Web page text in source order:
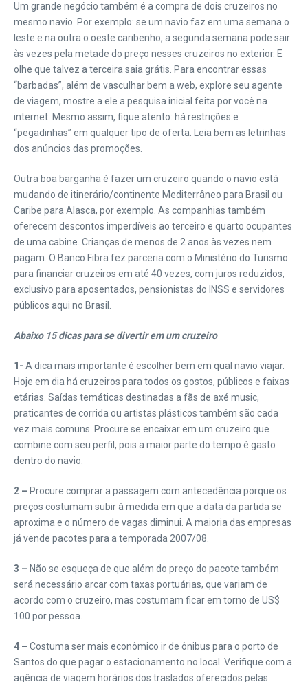
Um grande negócio também é a compra de dois cruzeiros no
mesmo navio. Por exemplo: se um navio faz em uma semana o
leste e na outra o oeste caribenho, a segunda semana pode sair
às vezes pela metade do preço nesses cruzeiros no exterior. E
olhe que talvez a terceira saia grátis. Para encontrar essas
“barbadas”, além de vasculhar bem a web, explore seu agente
de viagem, mostre a ele a pesquisa inicial feita por você na
internet. Mesmo assim, fique atento: há restrições e
“pegadinhas” em qualquer tipo de oferta. Leia bem as letrinhas
dos anúncios das promoções.
Outra boa barganha é fazer um cruzeiro quando o navio está
mudando de itinerário/continente Mediterrâneo para Brasil ou
Caribe para Alasca, por exemplo. As companhias também
oferecem descontos imperdíveis ao terceiro e quarto ocupantes
de uma cabine. Crianças de menos de 2 anos às vezes nem
pagam. O Banco Fibra fez parceria com o Ministério do Turismo
para financiar cruzeiros em até 40 vezes, com juros reduzidos,
exclusivo para aposentados, pensionistas do INSS e servidores
públicos aqui no Brasil.
Abaixo 15 dicas para se divertir em um cruzeiro
1- A dica mais importante é escolher bem em qual navio viajar.
Hoje em dia há cruzeiros para todos os gostos, públicos e faixas
etárias. Saídas temáticas destinadas a fãs de axé music,
praticantes de corrida ou artistas plásticos também são cada
vez mais comuns. Procure se encaixar em um cruzeiro que
combine com seu perfil, pois a maior parte do tempo é gasto
dentro do navio.
2 – Procure comprar a passagem com antecedência porque os
preços costumam subir à medida em que a data da partida se
aproxima e o número de vagas diminui. A maioria das empresas
já vende pacotes para a temporada 2007/08.
3 – Não se esqueça de que além do preço do pacote também
será necessário arcar com taxas portuárias, que variam de
acordo com o cruzeiro, mas costumam ficar em torno de US$
100 por pessoa.
4 – Costuma ser mais econômico ir de ônibus para o porto de
Santos do que pagar o estacionamento no local. Verifique com a
agência de viagem horários dos traslados oferecidos pelas